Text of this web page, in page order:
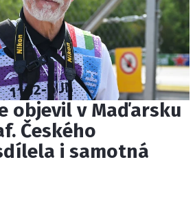
objevil v Maďarsku
Českého
i samotná